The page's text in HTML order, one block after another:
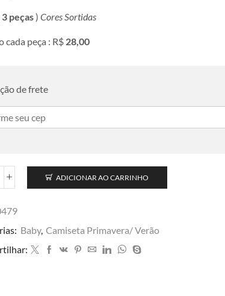
3 peças) Cores Sortidas
cada peça : R$ 28,00
de frete
ADICIONAR AO CARRINHO
Baby, Camiseta Primavera/ Verão